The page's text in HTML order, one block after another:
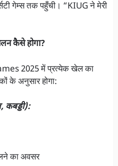
गेम्स तक पहुँची। “KIUG ने मेरी
कैसे होगा?
2025 में प्रत्येक खेल का
के अनुसार होगा:
कबड्डी):
का अवसर